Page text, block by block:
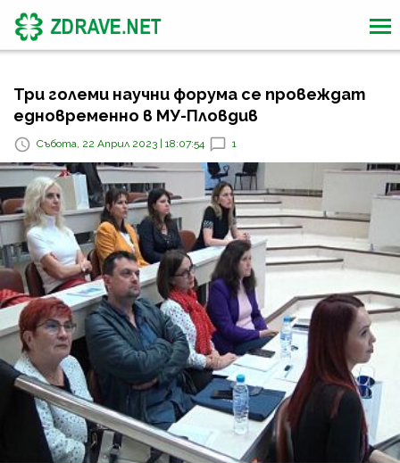
Три големи научни форума се провеждат
едновременно в МУ-Пловдив
Събота, 22 Април 2023 | 18:07:54 1